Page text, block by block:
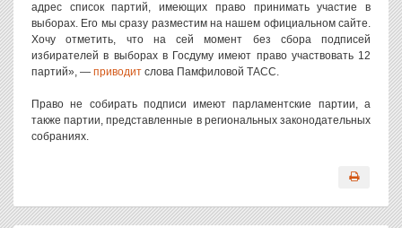
адрес список партий, имеющих право принимать участие в
выборах. Его мы сразу разместим на нашем официальном сайте.
Хочу отметить, что на сей момент без сбора подписей
избирателей в выборах в Госдуму имеют право участвовать 12
партий», — приводит слова Памфиловой ТАСС.
Право не собирать подписи имеют парламентские партии, а
также партии, представленные в региональных законодательных
собраниях.